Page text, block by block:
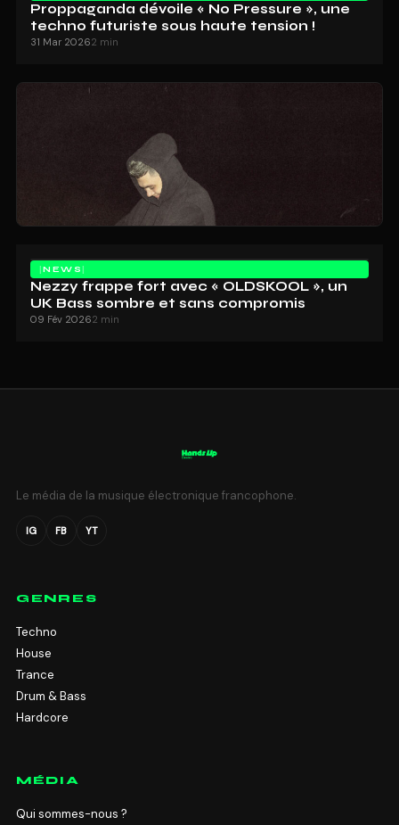
Proppaganda dévoile « No Pressure », une
techno futuriste sous haute tension !
31 Mar 20262 min
NEWS
Nezzy frappe fort avec « OLDSKOOL », un
UK Bass sombre et sans compromis
09 Fév 20262 min
Le média de la musique électronique francophone.
IG FB YT
GENRES
Techno
House
Trance
Drum & Bass
Hardcore
MÉDIA
Qui sommes-nous ?